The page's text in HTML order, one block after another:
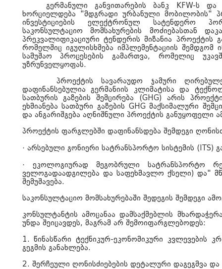
გერმანული განვითარების ბანკ KFW-ს და
ხორციელდება "მდგრადი ურბანული მობილობის"
ინვესტიციების ელექტრონულ სატენდერო
საკონსულტაციო მომსახურების მოძიებასთან
პრეკვალიფიკაციური ტენდერის მიზანია პროექტის
რომელშიც იგულისხმება იმპლემენტაციის
სამუშაო პროცესების გამართვა, რომელიც
უზრუნველყოფას.
პროექტის სავარაუდო ჯამური
დაფინანსებულია გერმანიის კლიმატისა და
სათბურის გაზების შემცირება (GHG) არის
ეხმიანება სათბური გაზების GHG მაქსიმალური
და ანგარიშგება აღნიშნული პროექტის განუყოფელი
პროექტის ფარგლებში დაფინანსდება შემდეგი
· არსებული გონიერი სატრანსპორტო სისტემის (ITS)
· ეკოლოგიურად მეგობრული სატრანსპორტო
ველოგადაადგილება და საფეხმავლო ქსელი) და"
შემუშავება.
საკონსულტაციო მომსახურებაში შედეგის შემდეგი
კონსულტანტის ამოცანაა დამსაქმებლის
უნდა შეიცავდეს, მაგრამ არ შემოიფარგლებოდეს:
1.წინასწარი ტექნიკურ-ეკონომიკური კვლევების
გეგმის განახლება.
2. შერჩეული ღონისძიებების დეტალური დაგეგმვა და